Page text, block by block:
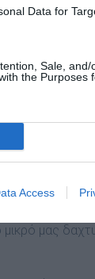
Data for
Sale, and/
the Purposes
Access
730 γρ.
kg παραπάνω
ο FG είναι
µια
µου
δρόµο.
µας